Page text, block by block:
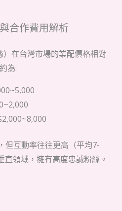
合作費用解析
在台灣市場的業配價格相對
為:
但互動率往往更高（平均7-
直領域，擁有高度忠誠粉絲。